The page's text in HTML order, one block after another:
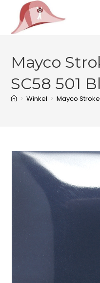
Mayco
SC58 501
> Winkel > Mayco